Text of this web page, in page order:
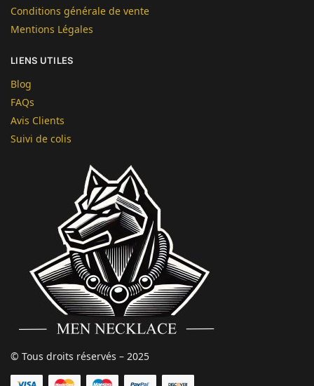
Conditions générale de vente
Mentions Légales
LIENS UTILES
Blog
FAQs
Avis Clients
Suivi de colis
© Tous droits réservés – 2025